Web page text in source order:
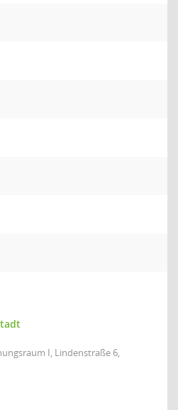
I, Lindenstraße 6,